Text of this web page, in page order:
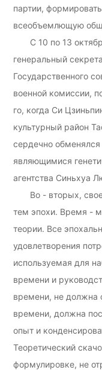
партии,
всеобъемлющую
С 10 по 13
генеральный
Государственного
военной комиссии,
го, когда Си
культурный район
сердечно
являющимися
агентства Синьхуа
Во - вторых,
тем эпохи. Время -
теории. Все
удовлетворения
используемая для
времени и
времени, не должна
времени, должна
опыт и
Теоретический
формулировке, не